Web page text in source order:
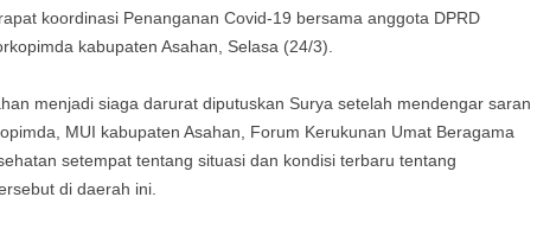
koordinasi Penanganan Covid-19 bersama anggota DPRD
kabupaten Asahan, Selasa (24/3).
menjadi siaga darurat diputuskan Surya setelah mendengar saran
MUI kabupaten Asahan, Forum Kerukunan Umat Beragama
setempat tentang situasi dan kondisi terbaru tentang
di daerah ini.